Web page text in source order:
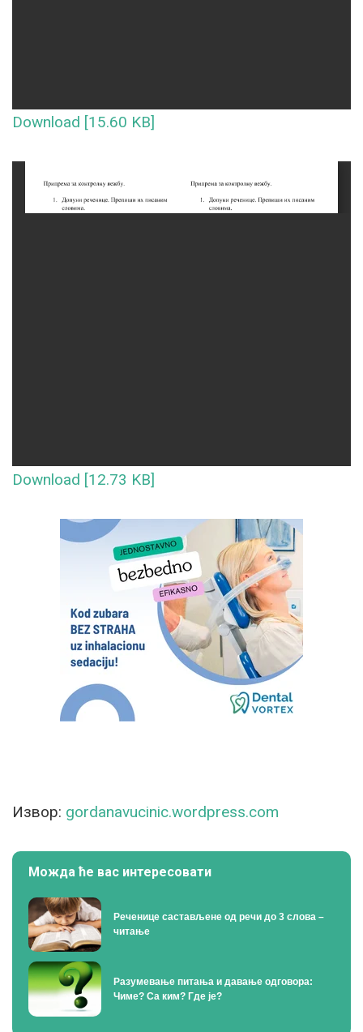
Download [15.60 KB]
Download [12.73 KB]
Извор: gordanavucinic.wordpress.com
Можда ће вас интересовати
Реченице састављене од речи до 3 слова –
читање
Разумевање питања и давање одговора:
Чиме? Са ким? Где је?